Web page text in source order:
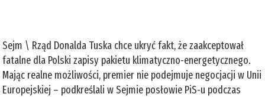
Sejm \ Rząd Donalda Tuska chce ukryć fakt, że zaakceptował
fatalne dla Polski zapisy pakietu klimatyczno-energetycznego.
Mając realne możliwości, premier nie podejmuje negocjacji w Unii
Europejskiej – podkreślali w Sejmie posłowie PiS-u podczas